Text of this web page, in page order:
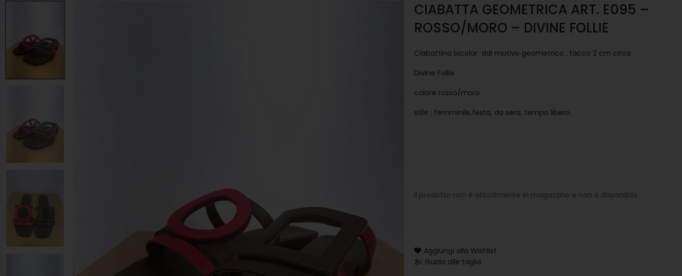
CIABATTA GEOMETRICA ART. E095 –
ROSSO/MORO – DIVINE FOLLIE
Ciabattina bicolor dal motivo geometrico , tacco 2 cm circa
Divine Follie
colore rosso/moro
stile : femminile,festa, da sera, tempo libero.
Il prodotto non è attualmente in magazzino e non è disponibile.
Aggiungi alla Wishlist
Guida alle taglie